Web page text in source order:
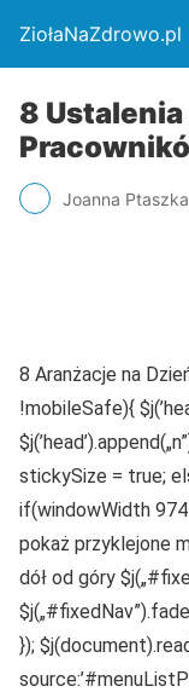
ZiołaNaZdrowo.pl
8
Joanna Ptaszka
8 Aranżacje na
!mobileSafe){
stickySize = true;
if(windowWidth
pokaż przyklejone
dół od góry
});